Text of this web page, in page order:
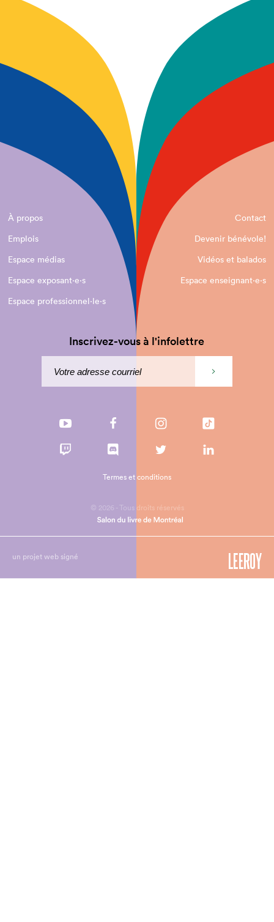
À propos
Contact
Emplois
Devenir bénévole!
Espace médias
Vidéos et balados
Espace exposant·e⋅s
Espace enseignant·e⋅s
Espace professionnel·le⋅s
Inscrivez-vous à l'infolettre
© 2026 - Tous droits réservés
Termes et conditions
un projet web signé